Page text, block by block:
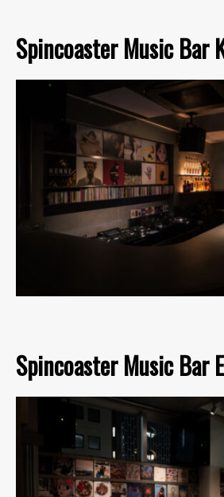
Spincoaster Music Bar
Spincoaster Music Bar